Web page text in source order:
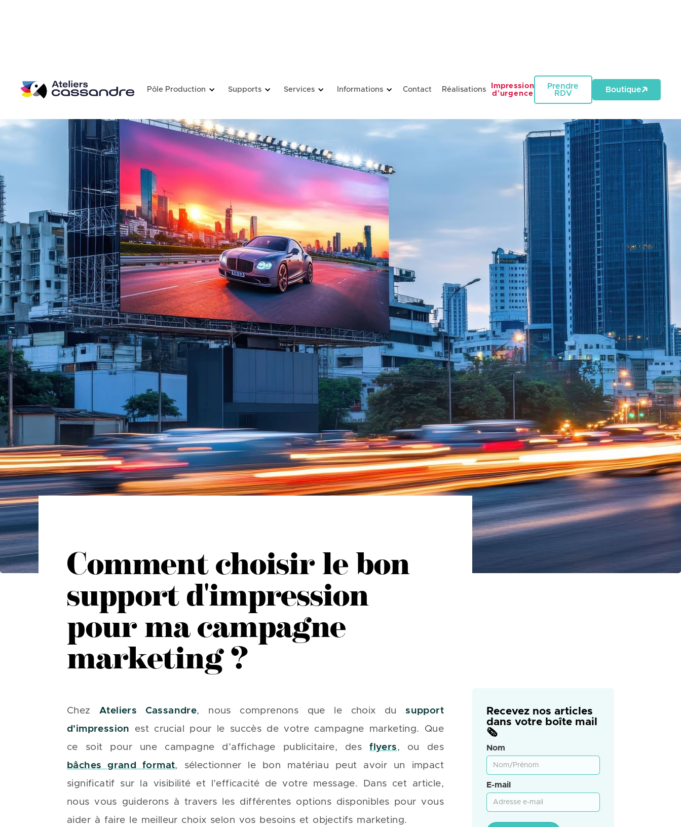
Pôle Production Supports Services Informations Contact Réalisations
Impression
d'urgence
Prendre
RDV
Boutique
Comment choisir le bon
support d'impression
pour ma campagne
marketing ?
ChezAteliers Cassandre, nous comprenons que le choix dusupport
d'impression est crucial pour le succès de votre campagne marketing. Que
ce soit pour une campagne d’affichage publicitaire, desflyers, ou des
bâches grand format, sélectionner le bon matériau peut avoir un impact
significatif sur la visibilité et l’efficacité de votre message. Dans cet article,
nous vous guiderons à travers les différentes options disponibles pour vous
aider à faire le meilleur choix selon vos besoins et objectifs marketing.
Recevez nos articles
dans votre boîte mail
🗞️
Nom
E-mail